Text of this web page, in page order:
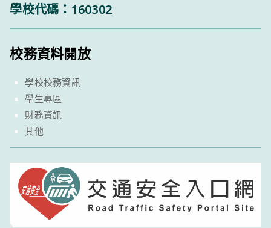
學校代碼：160302
校務資料開放
學校校務資訊
學生專區
財務資訊
其他